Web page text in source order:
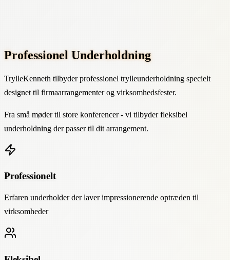
Professionel Underholdning
TrylleKenneth tilbyder professionel trylleunderholdning specielt
designet til firmaarrangementer og virksomhedsfester.
Fra små møder til store konferencer - vi tilbyder fleksibel
underholdning der passer til dit arrangement.
Professionelt
Erfaren underholder der laver impressionerende optræden til
virksomheder